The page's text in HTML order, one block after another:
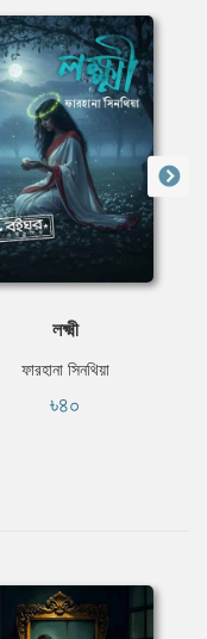
লক্ষ্মী
ফারহানা সিনথিয়া
৳৪০